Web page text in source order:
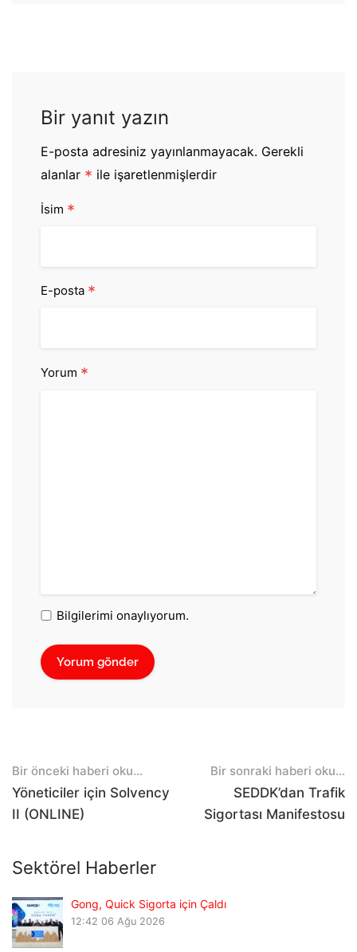
Bir yanıt yazın
E-posta adresiniz yayınlanmayacak. Gerekli
alanlar * ile işaretlenmişlerdir
İsim *
E-posta *
Yorum *
Bilgilerimi onaylıyorum.
Post
navigation
Bir önceki haberi oku...
Yöneticiler için Solvency
II (ONLINE)
Bir sonraki haberi oku...
SEDDK’dan Trafik
Sigortası Manifestosu
Sektörel Haberler
Gong, Quick Sigorta için Çaldı
12:42 06 Ağu 2026